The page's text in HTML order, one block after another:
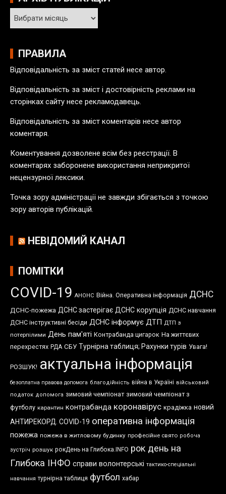
А
р
і
п
у
б
і
к
ПРАВИЛА
Відповідальність за зміст статей несе автор.
Відповідальність за зміст і достовірність реклами на
сторінках сайту несе рекламодавець.
Відповідальність за зміст коментарів несе автор
коментаря.
Коментування дозволене всім без реєстрації. В
коментарях заборонене використання неприкритої
нецензурної лексики.
Точка зору адміністрації не завжди збігається з точкою
зору авторів публікацій.
НЕВІДОМИЙ КАНАЛ
ПОМІТКИ
COVID-19 АНОНС Війна. Оперативна інформація ДСНС
ДСНС-пожежа ДСНС застерігає ДСНС корупція ДСНС навчання
ДСНС інструктивні бесіди ДСНС інформує ДТП ДТП з
потерпілими День пам'яті Контрабанда цигарок На життєвих
перехрестях РДА СБУ Турнірна таблиця; Рахунки турів Увага!
РОЗШУК! актуальна інформація
безоплатна правова допомога благодійність війна в Україні військовий
податок допомога зимовий чемпіонат зимовий чемпіонат з
футболу карантин контрабанда коронавірус крадіжка новий
АНТИРЕКОРД. COVID-19 оперативна інформація
пожежа пожежа в житловому будинку професійне свято робоча
зустріч розшук рокДень на Глибока.INFO рок день на
Глибока ІНФО справи волонтерські тактико-спеціальні
навчання турнірна таблиця футбол хабар